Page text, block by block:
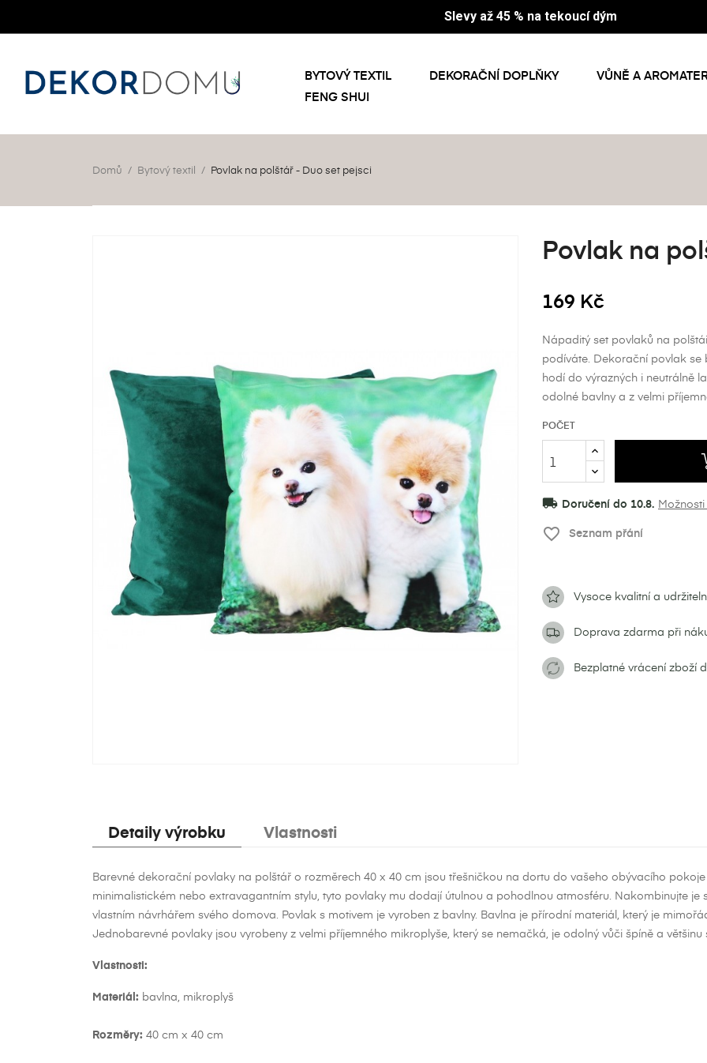
Slevy až 45 % na tekoucí dým
BYTOVÝ TEXTIL DEKORAČNÍ DOPLŇKY
VŮNĚ A
FENG SHUI
Domů Bytový textil Povlak na polštář - Duo set pejsci
Povlak na
169 Kč
Nápaditý set povlaků na
podíváte. Dekorační povlak se
hodí do výrazných i neutrálně
odolné bavlny a z velmi
POČET
local_shipping Doručení do 10.8.
favorite_border Seznam přání
Vysoce kvalitní a
Doprava zdarma při
Bezplatné vrácení zboží
Detaily výrobku Vlastnosti
Barevné dekorační povlaky na polštář o rozměrech 40 x 40 cm jsou třešničkou na dortu do vašeho obývacího
minimalistickém nebo extravagantním stylu, tyto povlaky mu dodají útulnou a pohodlnou atmosféru. Nakombinujte
vlastním návrhářem svého domova. Povlak s motivem je vyroben z bavlny. Bavlna je přírodní materiál, který je
Jednobarevné povlaky jsou vyrobeny z velmi příjemného mikroplyše, který se nemačká, je odolný vůči špíně a
Vlastnosti:
Materiál: bavlna, mikroplyš
Rozměry: 40 cm x 40 cm